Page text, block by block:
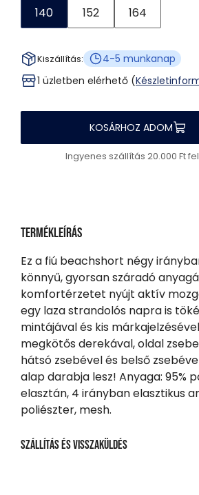
140 152 164
Kiszállítás:
4-5 munkanap
1 üzletben elérhető (
KOSÁRHOZ ADOM
Ingyenes szállítás 20.000 Ft
Termékleírás
Ez a fiú beachshort négy
könnyű, gyorsan száradó
komfortérzetet nyújt aktív
egy laza strandolós napra is
mintájával és kis
megkötős derekával, oldal
hátsó zsebével és belső
alap darabja lesz! Anyaga: 95%
elasztán, 4 irányban elasztikus
poliészter, mesh.
Szállítás és visszaküldés